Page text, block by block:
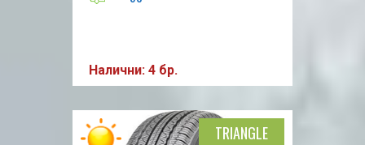
Налични: 4 бр.
TRIANGLE